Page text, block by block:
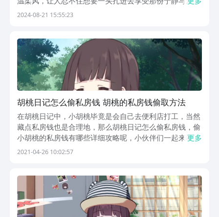
愈。那么胡桃日记预约方法有哪些？接下来小编为大家详
日...
2024-08-21 15:55:23
胡桃日记怎么偷私房钱 胡桃的私房钱偷取方法
在胡桃日记中，小胡桃毕竟是会自己去便利店打工，当然
藏点私房钱也是合理地，那么胡桃日记怎么偷私房钱，偷
小胡桃的私房钱有哪些详细攻略呢，小伙伴们一起来看看
吧。
更多
2021-04-26 10:02:57